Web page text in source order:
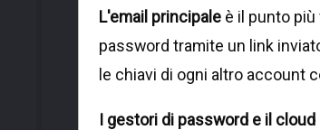
L'email principale è il punto
password tramite un link
le chiavi di ogni altro account
I gestori di password e il cloud